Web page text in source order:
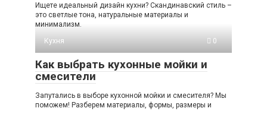
Ищете идеальный дизайн кухни? Скандинавский стиль –
это светлые тона, натуральные материалы и
минимализм.
Кухня
0
Как выбрать кухонные мойки и
смесители
Запутались в выборе кухонной мойки и смесителя? Мы
поможем! Разберем материалы, формы, размеры и